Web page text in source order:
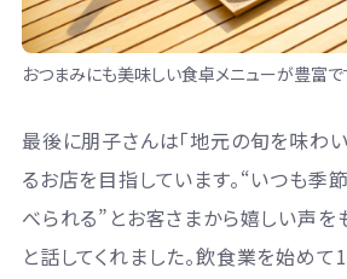
おつまみにも美味しい食卓メニューが豊富で
最後に朋子さんは「地元の旬を味わ
るお店を目指しています。“いつも季
べられる”とお客さまから嬉しい声を
と話してくれました。飲食業を始め